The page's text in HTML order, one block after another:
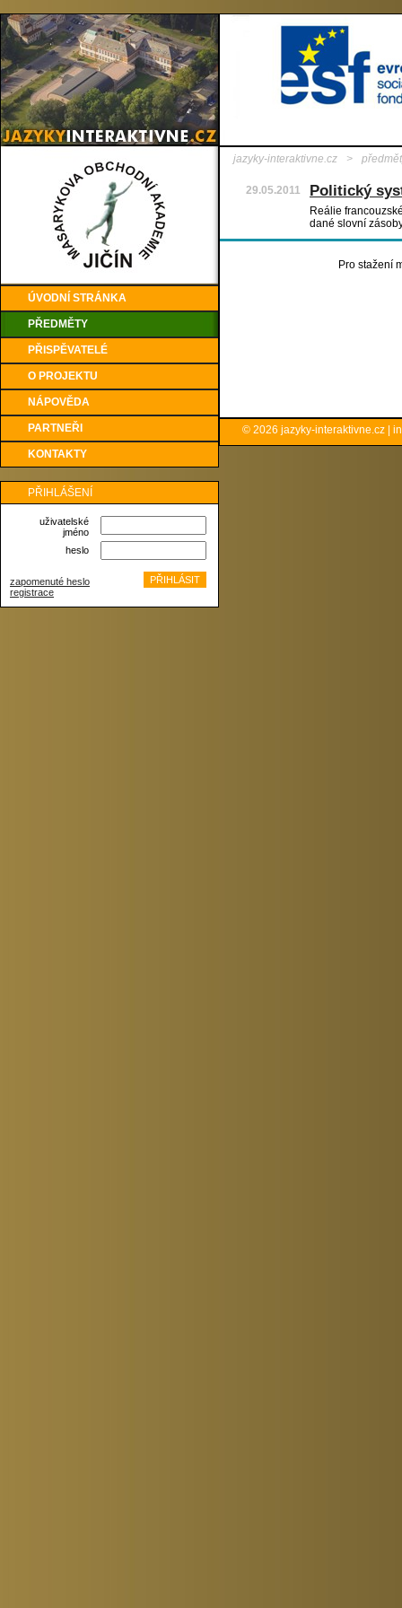
ÚVODNÍ STRÁNKA
PŘEDMĚTY
PŘISPĚVATELÉ
O PROJEKTU
NÁPOVĚDA
PARTNEŘI
KONTAKTY
PŘIHLÁŠENÍ
uživatelské
jméno
heslo
zapomenuté heslo
registrace
jazyky-interaktivne.cz >
29.05.2011 Politický
Reálie
dané slovní
Pro stažení
© 2026 jazyky-interaktivne.cz